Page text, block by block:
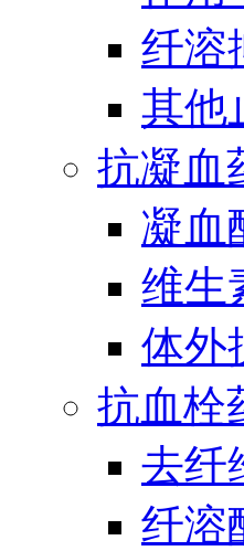
纤溶
其他
抗凝血
凝血
维生
体外
抗血栓
去纤
纤溶